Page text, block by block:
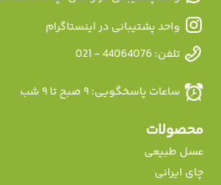
واحد پشتیبانی در اینستاگرام
تلفن: 44064076 - 021
ساعات پاسخگویی: ۹ صبح تا ۹ شب
محصولات
عسل طبیعی
چای ایرانی